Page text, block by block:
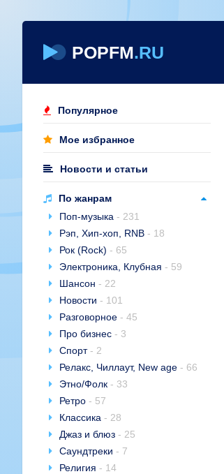
POPFM.RU
Популярное
Мое избранное
Новости и статьи
По жанрам
Поп-музыка - 231
Рэп, Хип-хоп, RNB - 18
Рок (Rock) - 65
Электроника, Клубная - 59
Шансон - 22
Новости - 101
Разговорное - 45
Про бизнес - 3
Спорт- 2
Релакс, Чиллаут, New age - 66
Этно/Фолк - 33
Ретро - 57
Классика - 28
Джаз и блюз - 25
Саундтреки - 7
Религия - 14